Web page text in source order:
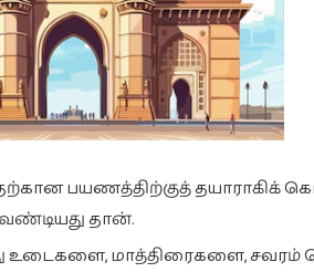
பயணத்திற்குத் தயாராகிக்
தான்.
உடைகளை, மாத்திரைகளை, சவரம்